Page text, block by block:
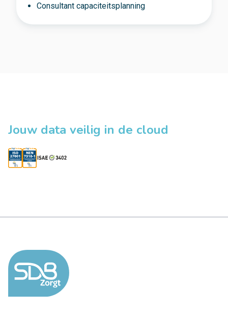
Consultant capaciteitsplanning
Jouw data veilig in de cloud